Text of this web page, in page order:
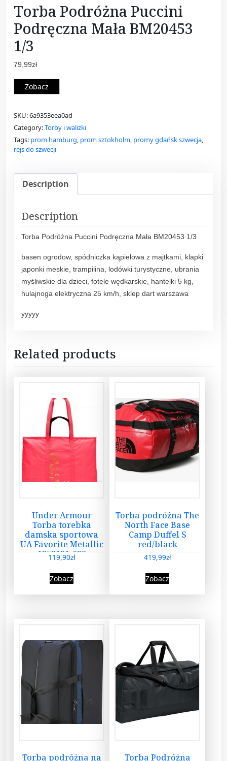
Torba Podróżna Puccini
Podręczna Mała BM20453
1/3
79,99zł
Zobacz
SKU:6a9353eea0ad
Category:Torby i walizki
Tags: prom hamburg, prom sztokholm, promy gdańsk szwecja,
rejs do szwecji
Description
Description
Torba Podróżna Puccini Podręczna Mała BM20453 1/3
basen ogrodow, spódniczka kąpielowa z majtkami, klapki
japonki meskie, trampilina, lodówki turystyczne, ubrania
myśliwskie dla dzieci, fotele wędkarskie, hantelki 5 kg,
hulajnoga elektryczna 25 km/h, sklep dart warszawa
yyyyy
Related products
Under Armour
Torba torebka
damska sportowa
UA Favorite Metallic
1352121-628
119,90zł
Zobacz
Torba podróżna The
North Face Base
Camp Duffel S
red/black
419,99zł
Zobacz
Torba podróżna na Torba Podróżna